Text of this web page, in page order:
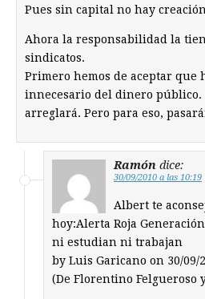
Pues sin capital no hay
Ahora la responsabilidad la
sindicatos.
Primero hemos de aceptar que
innecesario del dinero público.
arreglará. Pero para eso,
Ramón dice:
30/09/2010 a las 10:19
Albert te
hoy:Alerta Roja
ni estudian ni trabajan
by Luis Garicano on 30/09/
(De Florentino Felgueroso